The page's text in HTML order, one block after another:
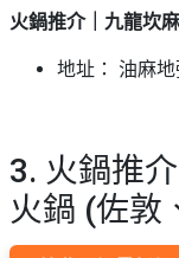
火鍋推介｜九龍坎
地址： 油麻
3. 火鍋推
火鍋 (佐敦